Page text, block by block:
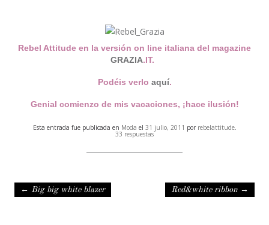
Rebel Attitude en la versión on line italiana del magazine
GRAZIA.IT.
Podéis verlo aquí.
Genial comienzo de mis vacaciones, ¡hace ilusión!
Esta entrada fue publicada en Moda el 31 julio, 2011 por rebelattitude.
33 respuestas
Navegación de entradas
← Big big white blazer Red&white ribbon →